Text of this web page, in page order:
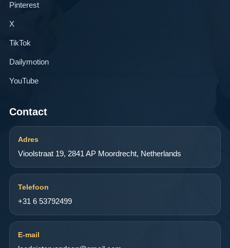
Pinterest
X
TikTok
Dailymotion
YouTube
Contact
Adres
Vioolstraat 19, 2841 AP Moordrecht, Netherlands
Telefoon
+31 6 53792499
E-mail